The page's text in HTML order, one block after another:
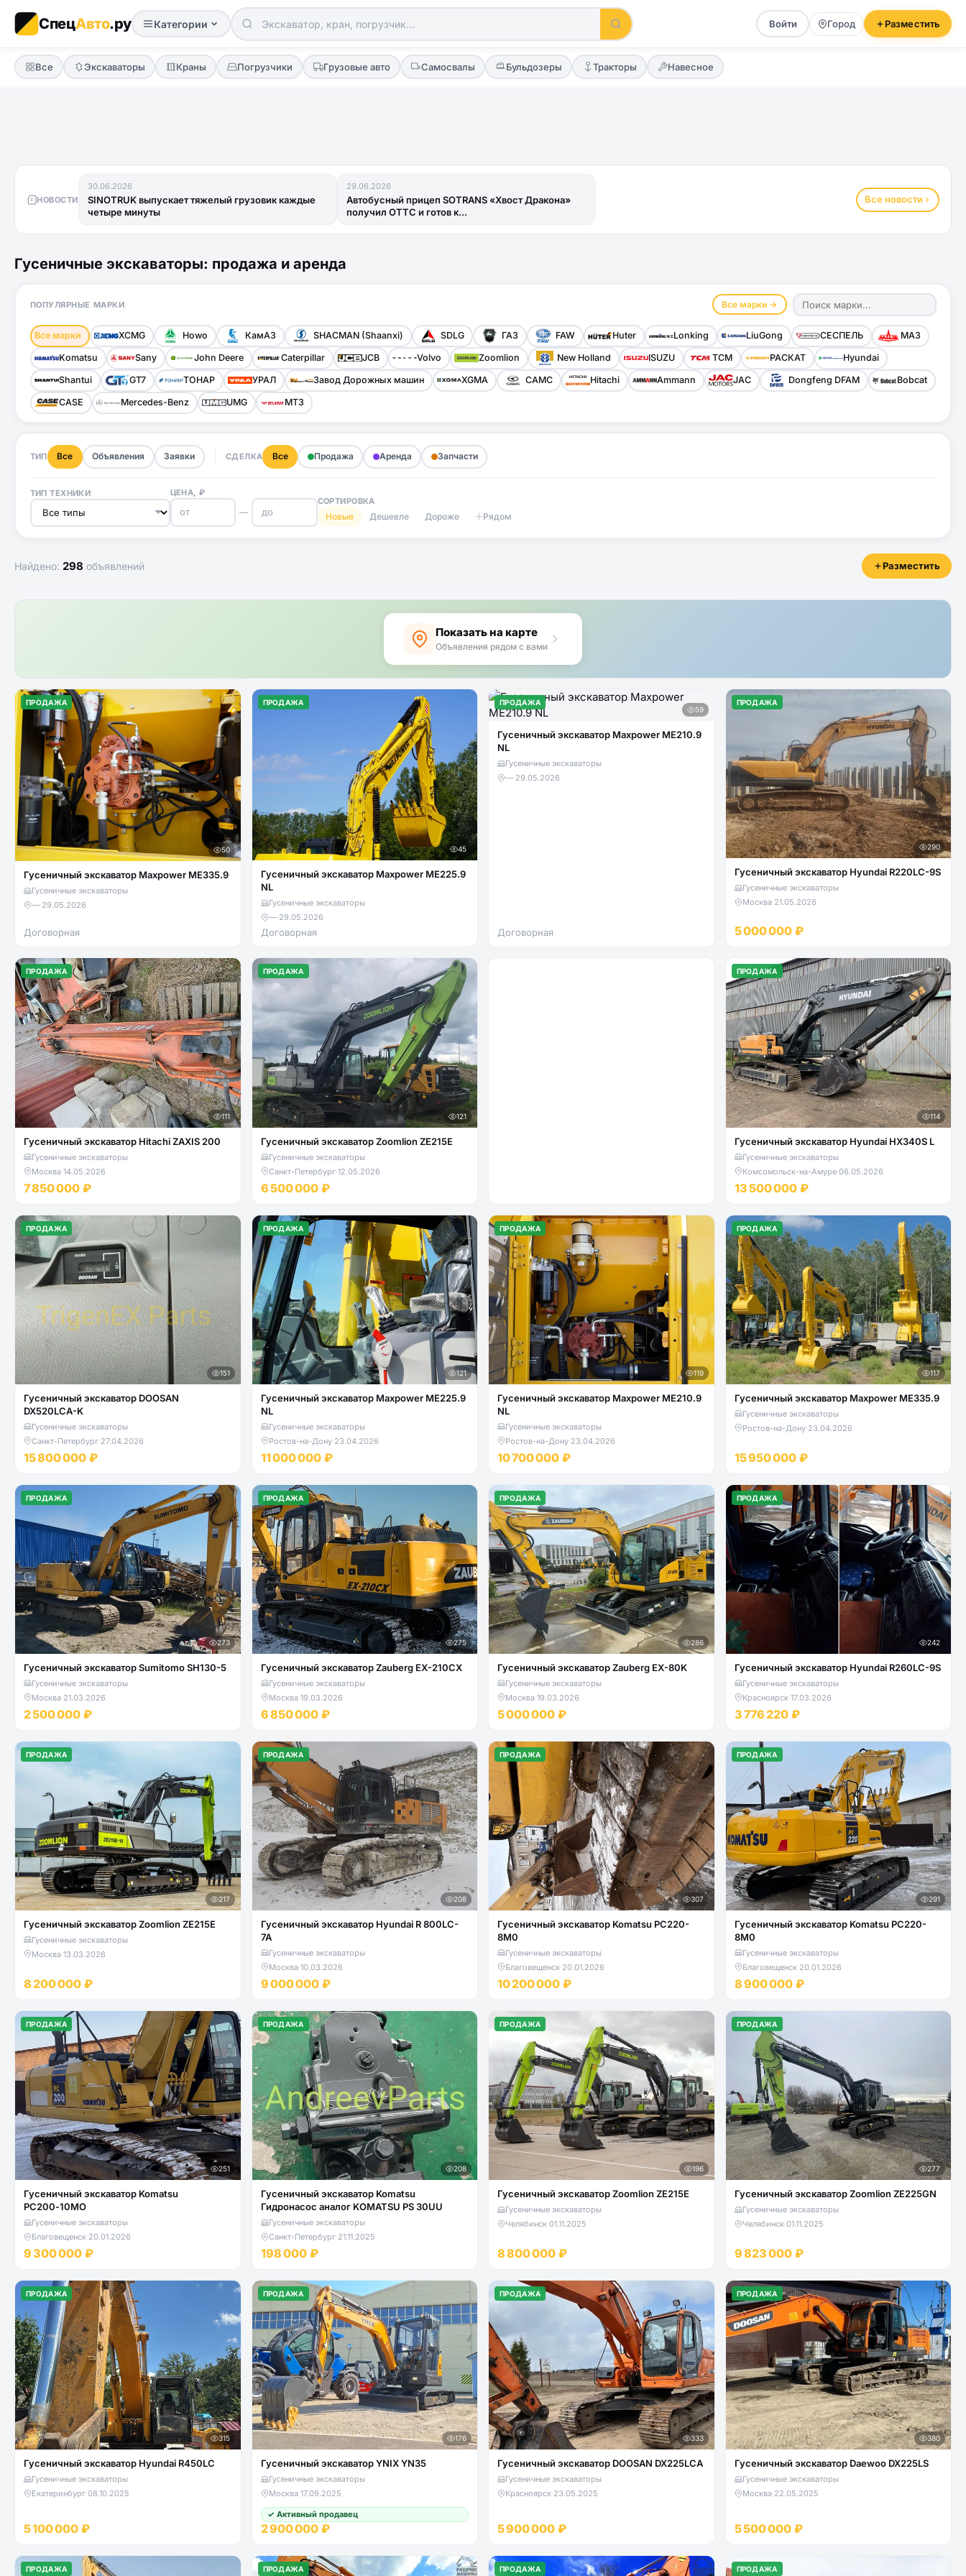
СпецАвто.ру Категории Войти Город Разместить
Все Экскаваторы Краны Погрузчики Грузовые авто Самосвалы Бульдозеры Тракторы Навесное
НОВОСТИ
30.06.2026
SINOTRUK выпускает тяжелый грузовик каждые
четыре минуты
29.06.2026
Автобусный прицеп SOTRANS «Хвост Дракона»
получил ОТТС и готов к...
Все новости
Гусеничные экскаваторы: продажа и аренда
ПОПУЛЯРНЫЕ МАРКИ Все марки →
Все марки XCMG Howo КамАЗ SHACMAN (Shaanxi) SDLG ГАЗ FAW Huter Lonking LiuGong СЕСПЕЛЬ МАЗ
Komatsu Sany John Deere Caterpillar JCB Volvo Zoomlion New Holland ISUZU TCM РАСКАТ Hyundai
Shantui GT7 ТОНАР УРАЛ Завод Дорожных машин XGMA CAMC Hitachi Ammann JAC Dongfeng DFAM Bobcat
CASE Mercedes-Benz UMG МТЗ
ТИП Все Объявления Заявки СДЕЛКА Все Продажа Аренда Запчасти
ТИП ТЕХНИКИ ЦЕНА, ₽
—
СОРТИРОВКА
Новые Дешевле Дороже Рядом
Найдено: 298 объявлений Разместить
Показать на карте
Объявления рядом с вами
ПРОДАЖА
50
Гусеничный экскаватор Maxpower ME335.9
Гусеничные экскаваторы
—·29.05.2026
Договорная
ПРОДАЖА
45
Гусеничный экскаватор Maxpower ME225.9
NL
Гусеничные экскаваторы
—·29.05.2026
Договорная
ПРОДАЖА
59
Гусеничный экскаватор Maxpower ME210.9
NL
Гусеничные экскаваторы
—·29.05.2026
Договорная
ПРОДАЖА
290
Гусеничный экскаватор Hyundai R220LC-9S
Гусеничные экскаваторы
Москва·21.05.2026
5 000 000 ₽
ПРОДАЖА
111
Гусеничный экскаватор Hitachi ZAXIS 200
Гусеничные экскаваторы
Москва·14.05.2026
7 850 000 ₽
ПРОДАЖА
121
Гусеничный экскаватор Zoomlion ZE215E
Гусеничные экскаваторы
Санкт-Петербург·12.05.2026
6 500 000 ₽
ПРОДАЖА
114
Гусеничный экскаватор Hyundai HX340S L
Гусеничные экскаваторы
Комсомольск-на-Амуре·06.05.2026
13 500 000 ₽
ПРОДАЖА
151
Гусеничный экскаватор DOOSAN
DX520LCA-K
Гусеничные экскаваторы
Санкт-Петербург·27.04.2026
15 800 000 ₽
ПРОДАЖА
121
Гусеничный экскаватор Maxpower ME225.9
NL
Гусеничные экскаваторы
Ростов-на-Дону·23.04.2026
11 000 000 ₽
ПРОДАЖА
119
Гусеничный экскаватор Maxpower ME210.9
NL
Гусеничные экскаваторы
Ростов-на-Дону·23.04.2026
10 700 000 ₽
ПРОДАЖА
117
Гусеничный экскаватор Maxpower ME335.9
Гусеничные экскаваторы
Ростов-на-Дону·23.04.2026
15 950 000 ₽
ПРОДАЖА
273
Гусеничный экскаватор Sumitomo SH130-5
Гусеничные экскаваторы
Москва·21.03.2026
2 500 000 ₽
ПРОДАЖА
275
Гусеничный экскаватор Zauberg EX-210CX
Гусеничные экскаваторы
Москва·19.03.2026
6 850 000 ₽
ПРОДАЖА
286
Гусеничный экскаватор Zauberg EX-80K
Гусеничные экскаваторы
Москва·19.03.2026
5 000 000 ₽
ПРОДАЖА
242
Гусеничный экскаватор Hyundai R260LC-9S
Гусеничные экскаваторы
Красноярск·17.03.2026
3 776 220 ₽
ПРОДАЖА
217
Гусеничный экскаватор Zoomlion ZE215E
Гусеничные экскаваторы
Москва·13.03.2026
8 200 000 ₽
ПРОДАЖА
208
Гусеничный экскаватор Hyundai R 800LC-
7A
Гусеничные экскаваторы
Москва·10.03.2026
9 000 000 ₽
ПРОДАЖА
307
Гусеничный экскаватор Komatsu PC220-
8M0
Гусеничные экскаваторы
Благовещенск·20.01.2026
10 200 000 ₽
ПРОДАЖА
291
Гусеничный экскаватор Komatsu PC220-
8M0
Гусеничные экскаваторы
Благовещенск·20.01.2026
8 900 000 ₽
ПРОДАЖА
251
Гусеничный экскаватор Komatsu
PC200‑10MO
Гусеничные экскаваторы
Благовещенск·20.01.2026
9 300 000 ₽
ПРОДАЖА
208
Гусеничный экскаватор Komatsu
Гидронасос аналог KOMATSU PS 30UU
Гусеничные экскаваторы
Санкт-Петербург·21.11.2025
198 000 ₽
ПРОДАЖА
196
Гусеничный экскаватор Zoomlion ZE215E
Гусеничные экскаваторы
Челябинск·01.11.2025
8 800 000 ₽
ПРОДАЖА
277
Гусеничный экскаватор Zoomlion ZE225GN
Гусеничные экскаваторы
Челябинск·01.11.2025
9 823 000 ₽
ПРОДАЖА
315
Гусеничный экскаватор Hyundai R450LC
Гусеничные экскаваторы
Екатеринбург·08.10.2025
5 100 000 ₽
ПРОДАЖА
176
Гусеничный экскаватор YNIX YN35
Гусеничные экскаваторы
Москва·17.09.2025
✓ Активный продавец
2 900 000 ₽
ПРОДАЖА
333
Гусеничный экскаватор DOOSAN DX225LCA
Гусеничные экскаваторы
Красноярск·23.05.2025
5 900 000 ₽
ПРОДАЖА
380
Гусеничный экскаватор Daewoo DX225LS
Гусеничные экскаваторы
Москва·22.05.2025
5 500 000 ₽
ПРОДАЖА ПРОДАЖА ПРОДАЖА ПРОДАЖА